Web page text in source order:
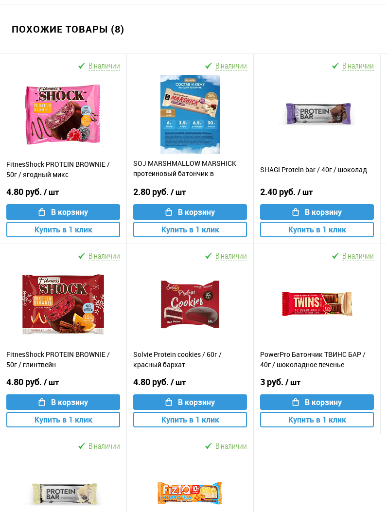
ПОХОЖИЕ ТОВАРЫ (8)
В наличии
FitnesShock PROTEIN BROWNIE /
50г / ягодный микс
4.80 руб. / шт
В корзину
Купить в 1 клик
В наличии
SOJ MARSHMALLOW MARSHICK
протеиновый батончик в
2.80 руб. / шт
В корзину
Купить в 1 клик
В наличии
SHAGI Protein bar / 40г / шоколад
2.40 руб. / шт
В корзину
Купить в 1 клик
В наличии
FitnesShock PROTEIN BROWNIE /
50г / глинтвейн
4.80 руб. / шт
В корзину
Купить в 1 клик
В наличии
Solvie Protein cookies / 60г /
красный бархат
4.80 руб. / шт
В корзину
Купить в 1 клик
В наличии
PowerPro Батончик ТВИНС БАР /
40г / шоколадное печенье
3 руб. / шт
В корзину
Купить в 1 клик
В наличии В наличии